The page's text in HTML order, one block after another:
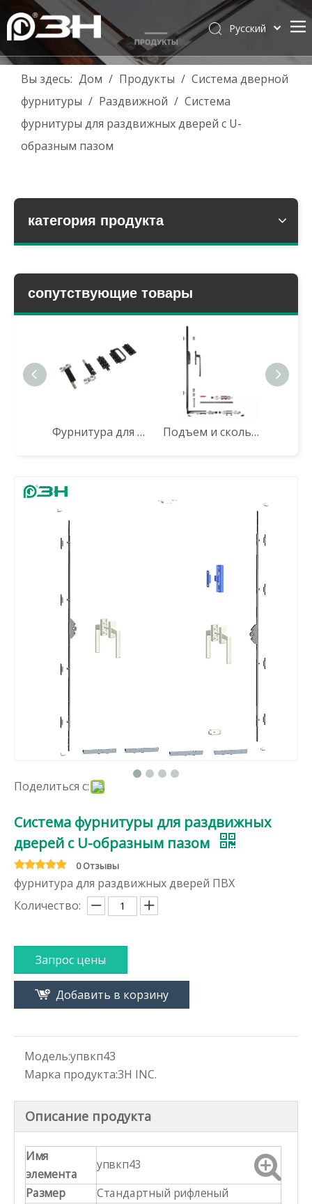
Pусский
简体中文
العربية
Español
Вы здесь: Дом / Продукты / Система дверной
фурнитуры / Раздвижной / Система
фурнитуры для раздвижных дверей с U-
образным пазом
категория продукта
сопутствующие товары
Фурнитура для двустворчатых дверей WZDM06 (18 профилей) Подъем и скользящая дверная аппаратная система jtsm07
Поделиться с:
Система фурнитуры для раздвижных
дверей с U-образным пазом
0 Отзывы
фурнитура для раздвижных дверей ПВХ
Количество:
Запрос цены
Добавить в корзину
Модель:упвкп43
Марка продукта:3H INC.
Описание продукта
Имя
элемента
упвкп43
Размер
Стандартный рифленый